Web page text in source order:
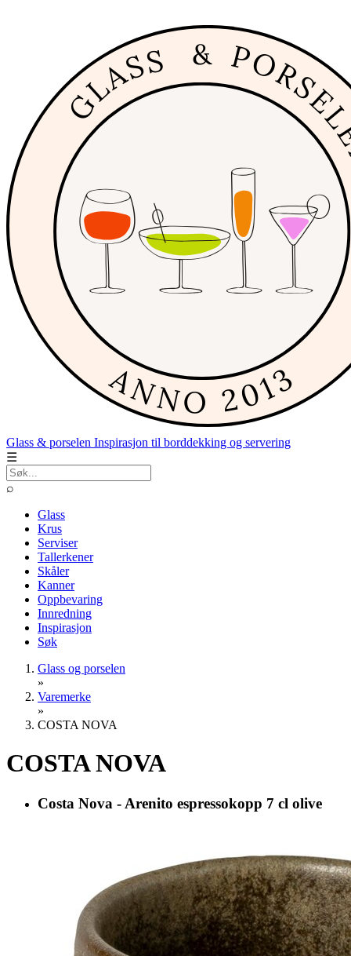
Glass & porselen Inspirasjon til borddekking og servering
☰
⌕
Glass
Krus
Serviser
Tallerkener
Skåler
Kanner
Oppbevaring
Innredning
Inspirasjon
Søk
Glass og porselen
»
Varemerke
»
COSTA NOVA
COSTA NOVA
Costa Nova - Arenito espressokopp 7 cl olive